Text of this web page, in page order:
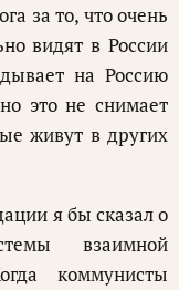
за то, что очень
видят в России
на Россию
это не снимает
живут в других
я бы сказал о
взаимной
коммунисты